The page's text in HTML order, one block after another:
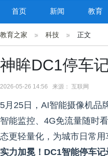
首页 新闻 教育
教育之家 科技 正文
神眸DC1停车
2026-05-26 14:56 来源： 互联网
5月25日，AI智能摄像机品
智能监控、4G免流量随时
态更轻量化，为城市日常
实力加冕！DC1智能停车